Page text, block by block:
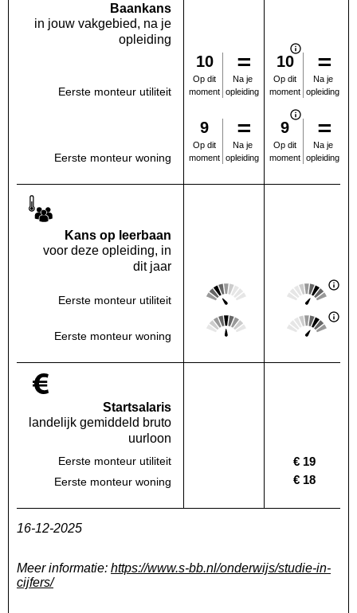
Baankans
in jouw vakgebied, na je
opleiding
Eerste monteur utiliteit
10
Op dit
moment
Na je
opleiding
10
Op dit
moment
Na je
opleiding
Eerste monteur woning
9
Op dit
moment
Na je
opleiding
9
Op dit
moment
Na je
opleiding
Kans op leerbaan
voor deze opleiding, in
dit jaar
Eerste monteur utiliteit Deze regio:
Score: 2 van 5
Landelijk
Score: 4 van
Eerste monteur woning Deze regio:
Score: 3 van 5
Landelijk
Score: 4 van
Startsalaris
landelijk gemiddeld bruto
uurloon
Eerste monteur utiliteit Geen waarde bekendLandelijk
€ 19
Eerste monteur woning Geen waarde bekendLandelijk
€ 18
16-12-2025
Meer informatie: https://www.s-bb.nl/onderwijs/studie-in-
cijfers/